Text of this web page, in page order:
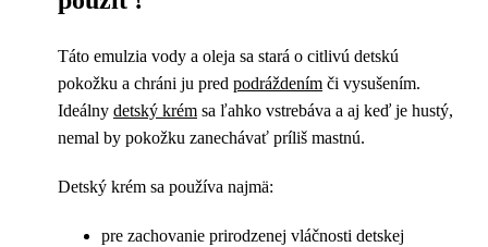
Táto emulzia vody a oleja sa stará o citlivú detskú
pokožku a chráni ju pred podráždením či vysušením.
Ideálny detský krém sa ľahko vstrebáva a aj keď je hustý,
nemal by pokožku zanechávať príliš mastnú.
Detský krém sa používa najmä:
pre zachovanie prirodzenej vláčnosti detskej